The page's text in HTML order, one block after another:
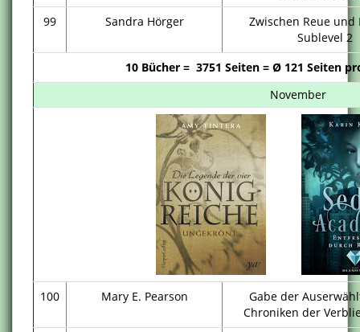
99
Sandra Hörger
Zwischen Reue und
Sublevel 2
10 Bücher = 3751 Seiten = Ø 121 Seiten
November
100 Mary E. Pearson
Gabe der
Chroniken der